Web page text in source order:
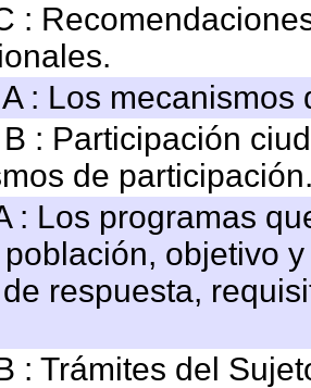
:
: Los
: Participación
de
: Los programas
objetivo
respuesta,
: Trámites del